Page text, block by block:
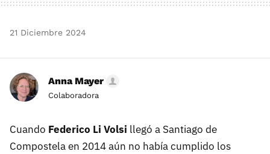
21 Diciembre 2024
Anna Mayer
Colaboradora
Cuando Federico Li Volsi llegó a Santiago de
Compostela en 2014 aún no había cumplido los